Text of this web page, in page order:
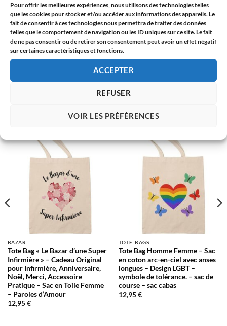
Pour offrir les meilleures expériences, nous utilisons des technologies telles
que les cookies pour stocker et/ou accéder aux informations des appareils. Le
fait de consentir à ces technologies nous permettra de traiter des données
telles que le comportement de navigation ou les ID uniques sur ce site. Le fait
de ne pas consentir ou de retirer son consentement peut avoir un effet négatif
sur certaines caractéristiques et fonctions.
ACCEPTER
REFUSER
VOIR LES PRÉFÉRENCES
💼Son look dynamique et coloréen fait un accessoire aussi
utile que stylé. Que ce soit pour affirmer vos convictions
ou simplement ajouter de la joie à votre tenue, ce tote bag
est fait pour vous.
PRODUITS SIMILAIRES
AJOUTER
LISTE
BAZAR
Tote Bag « Le Bazar d’une Super
Infirmière » – Cadeau Original
pour Infirmière, Anniversaire,
Noël, Merci, Accessoire
Pratique – Sac en Toile Femme
– Paroles d’Amour
12,95€
AJOUTER
LISTE
TOTE-BAGS
Tote Bag Homme Femme – Sac
en coton arc-en-ciel avec anses
longues – Design LGBT –
symbole de tolérance. – sac de
course – sac cabas
12,95€